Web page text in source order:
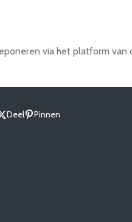
via het platform van
Deel Pinnen